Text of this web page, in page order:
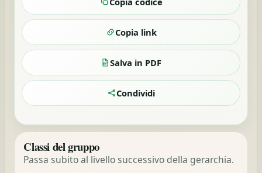
Copia link
Salva in PDF
Condividi
Classi del gruppo
Passa subito al livello successivo della gerarchia.